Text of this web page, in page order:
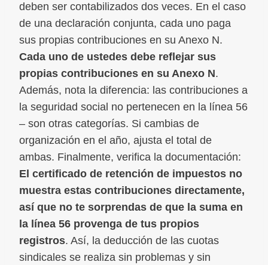
deben ser contabilizados dos veces. En el caso
de una declaración conjunta, cada uno paga
sus propias contribuciones en su Anexo N.
Cada uno de ustedes debe reflejar sus
propias contribuciones en su Anexo N.
Además, nota la diferencia: las contribuciones a
la seguridad social no pertenecen en la línea 56
– son otras categorías. Si cambias de
organización en el año, ajusta el total de
ambas. Finalmente, verifica la documentación:
El certificado de retención de impuestos no
muestra estas contribuciones directamente,
así que no te sorprendas de que la suma en
la línea 56 provenga de tus propios
registros. Así, la deducción de las cuotas
sindicales se realiza sin problemas y sin